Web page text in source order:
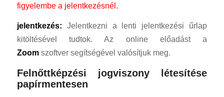
figyelembe a jelentkezésnél.
jelentkezés: Jelentkezni a lenti jelentkezési űrlap
kitöltésével tudtok. Az online előadást a
Zoomszoftver segítségével valósítjuk meg.
Felnőttképzési jogviszony létesítése
papírmentesen